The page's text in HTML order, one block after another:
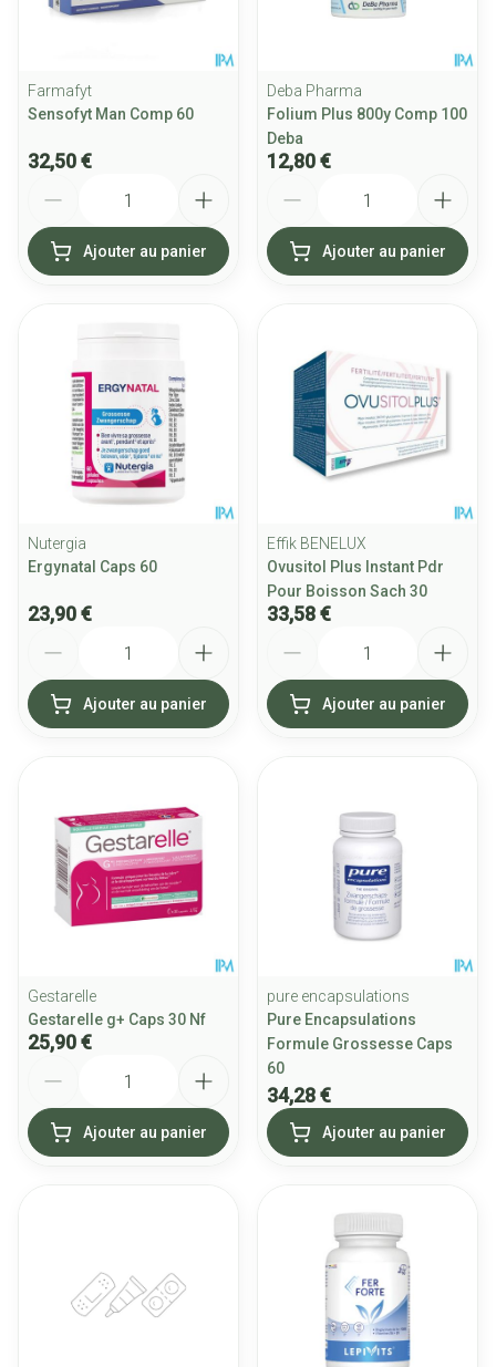
Farmafyt
Sensofyt Man Comp 60
32,50 €
Ajouter au panier
Deba Pharma
Folium Plus 800y Comp 100
Deba
12,80 €
Ajouter au panier
Nutergia
Ergynatal Caps 60
23,90 €
Ajouter au panier
Effik BENELUX
Ovusitol Plus Instant Pdr
Pour Boisson Sach 30
33,58 €
Ajouter au panier
Gestarelle
Gestarelle g+ Caps 30 Nf
25,90 €
Ajouter au panier
pure encapsulations
Pure Encapsulations
Formule Grossesse Caps
60
34,28 €
Ajouter au panier